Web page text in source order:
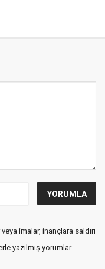
imalar, inançlara saldırı
yazılmış yorumlar